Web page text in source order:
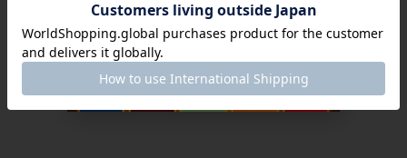
税込: 18,480円)
詳細を見る
12,600円(税別)
(
税込 13,860
詳細を見る
14,700円
税込 16,170